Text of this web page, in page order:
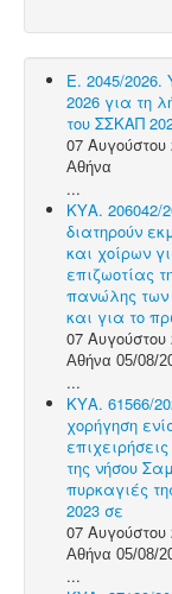
Ε. 2045/2026.
2026 για τη
του ΣΣΚΑΠ
07 Αυγούστου
Αθήνα
...
ΚΥΑ.
διατηρούν
και χοίρων
επιζωοτίας
πανώλης των
και για το
07 Αυγούστου
Αθήνα 05/08/
...
ΚΥΑ. 61566/
χορήγηση
της νήσου
πυρκαγιές
2023 σε
07 Αυγούστου
Αθήνα 05/08/
...